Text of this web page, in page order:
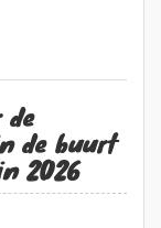
de buurt
2026